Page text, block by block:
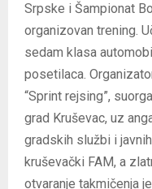
Srpske i Šampionat
organizovan trening.
sedam klasa
posetilaca.
“Sprint rejsing”,
grad Kruševac, uz
gradskih službi i
kruševački FAM, a
otvaranje takmičenja